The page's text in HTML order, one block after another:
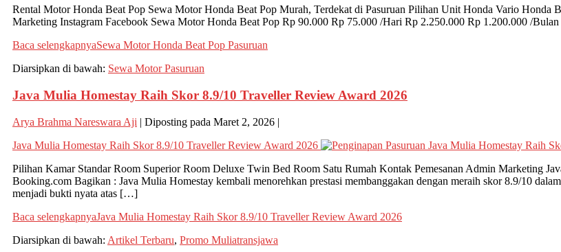
Rental Motor Honda Beat Pop Sewa Motor Honda Beat Pop Murah, Terdekat di Pasuruan Pilihan Unit Honda Vario Honda
Marketing Instagram Facebook Sewa Motor Honda Beat Pop Rp 90.000 Rp 75.000 /Hari Rp 2.250.000 Rp 1.200.000 /
Baca selengkapnyaSewa Motor Honda Beat Pop Pasuruan
Diarsipkan di bawah: Sewa Motor Pasuruan
Java Mulia Homestay Raih Skor 8.9/10 Traveller Review Award 2026
Arya Brahma Nareswara Aji | Diposting pada Maret 2, 2026 |
Java Mulia Homestay Raih Skor 8.9/10 Traveller Review Award 2026
Pilihan Kamar Standar Room Superior Room Deluxe Twin Bed Room Satu Rumah Kontak Pemesanan Admin Marketing
Booking.com Bagikan : Java Mulia Homestay kembali menorehkan prestasi membanggakan dengan meraih skor 8.9/10
menjadi bukti nyata atas […]
Baca selengkapnyaJava Mulia Homestay Raih Skor 8.9/10 Traveller Review Award 2026
Diarsipkan di bawah: Artikel Terbaru, Promo Muliatransjawa